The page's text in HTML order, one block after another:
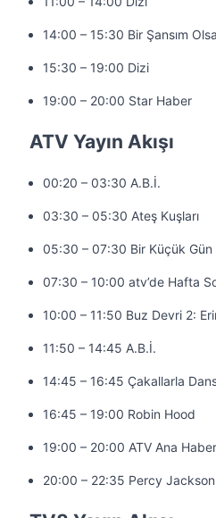
14:00 – 15:30 Bir Şansım Olsa
15:30 – 19:00 Dizi
19:00 – 20:00 Star Haber
ATV Yayın Akışı
00:20 – 03:30 A.B.İ.
03:30 – 05:30 Ateş Kuşları
05:30 – 07:30 Bir Küçük Gün
07:30 – 10:00 atv’de Hafta
10:00 – 11:50 Buz Devri 2:
11:50 – 14:45 A.B.İ.
14:45 – 16:45 Çakallarla
16:45 – 19:00 Robin Hood
19:00 – 20:00 ATV Ana Haber
20:00 – 22:35 Percy